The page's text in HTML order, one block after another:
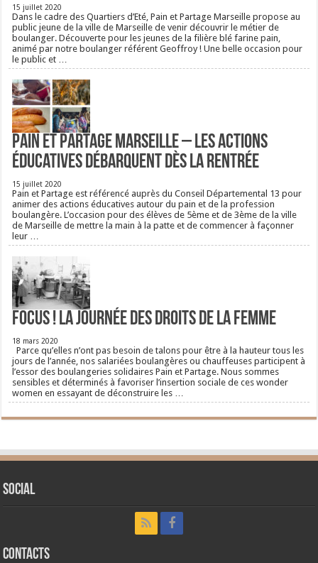
15 juillet 2020
Dans le cadre des Quartiers d’Eté, Pain et Partage Marseille propose au
public jeune de la ville de Marseille de venir découvrir le métier de
boulanger. Découverte pour les jeunes de la filière blé farine pain,
animé par notre boulanger référent Geoffroy ! Une belle occasion pour
le public et …
Pain et Partage Marseille – Les actions
éducatives débarquent dès la rentrée
15 juillet 2020
Pain et Partage est référencé auprès du Conseil Départemental 13 pour
animer des actions éducatives autour du pain et de la profession
boulangère. L’occasion pour des élèves de 5ème et de 3ème de la ville
de Marseille de mettre la main à la patte et de commencer à façonner
leur …
FOCUS ! La journée des droits de la femme
18 mars 2020
Parce qu’elles n’ont pas besoin de talons pour être à la hauteur tous les
jours de l’année, nos salariées boulangères ou chauffeuses participent à
l’essor des boulangeries solidaires Pain et Partage. Nous sommes
sensibles et déterminés à favoriser l’insertion sociale de ces wonder
women en essayant de déconstruire les …
Social
CONTACTS